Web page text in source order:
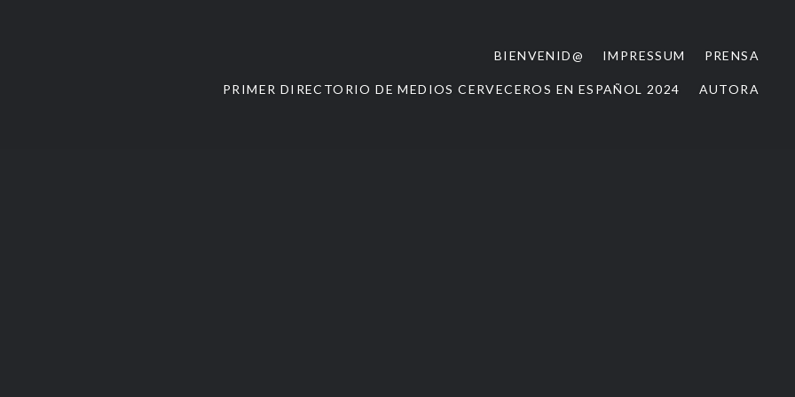
BIENVENID@ IMPRESSUM PRENSA
PRIMER DIRECTORIO DE MEDIOS CERVECEROS EN ESPAÑOL 2024 AUTORA